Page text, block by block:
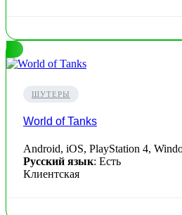
ШУТЕРЫ
World of Tanks
Android, iOS, PlayStation 4,
Русский язык: Есть
Клиентская